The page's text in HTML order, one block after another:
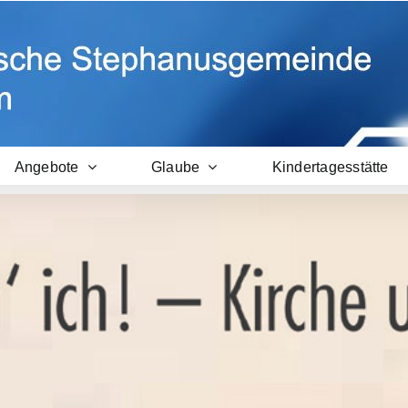
Angebote Glaube Kindertagesstätte